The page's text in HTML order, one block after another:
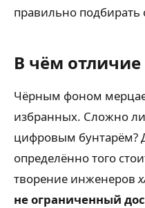
правильно подбирать
В чём отличие
Чёрным фоном
избранных. Сложно
цифровым бунтарём?
определённо того
творение инженеров
не ограниченный